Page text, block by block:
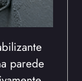
parede